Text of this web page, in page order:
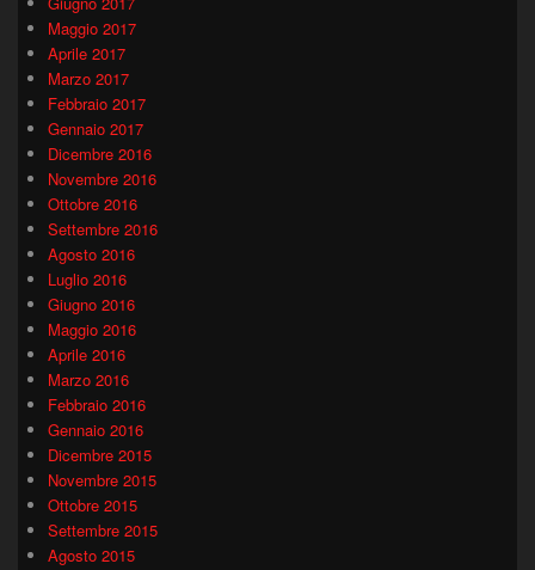
Maggio 2017
Aprile 2017
Marzo 2017
Febbraio 2017
Gennaio 2017
Dicembre 2016
Novembre 2016
Ottobre 2016
Settembre 2016
Agosto 2016
Luglio 2016
Giugno 2016
Maggio 2016
Aprile 2016
Marzo 2016
Febbraio 2016
Gennaio 2016
Dicembre 2015
Novembre 2015
Ottobre 2015
Settembre 2015
Agosto 2015